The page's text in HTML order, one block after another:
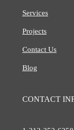
Services
Projects
Contact Us
Blog
CONTACT